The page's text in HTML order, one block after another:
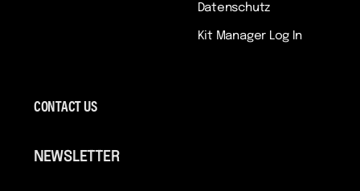
Datenschutz
Kit Manager Log In
CONTACT US
NEWSLETTER